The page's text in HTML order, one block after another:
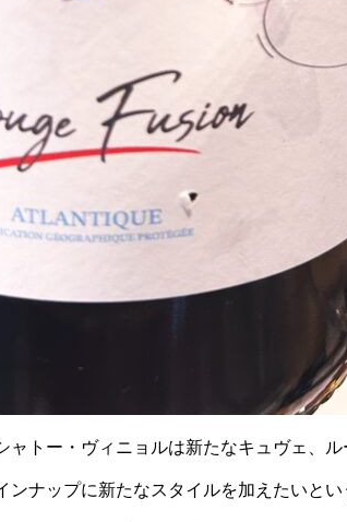
ャトー・ヴィニョルは新たなキュヴェ、
ンナップに新たなスタイルを加えたいと